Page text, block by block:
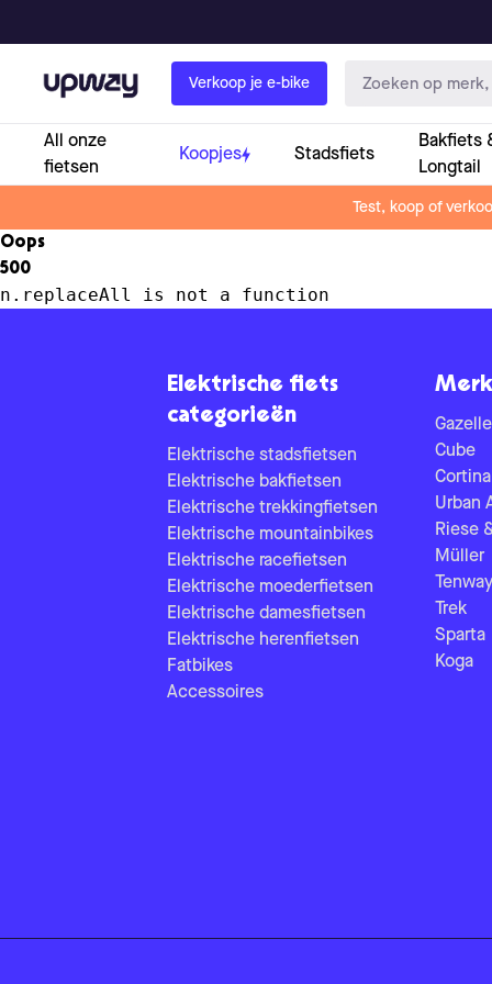
Upway Verkoop je e-bike
All onze
fietsen
Koopjes Stadsfiets
Bakfiets
Longtail
Test, koop of
Oops
500
n.replaceAll is not a function
Elektrische fiets
categorieën
Elektrische stadsfietsen
Elektrische bakfietsen
Elektrische trekkingfietsen
Elektrische mountainbikes
Elektrische racefietsen
Elektrische moederfietsen
Elektrische damesfietsen
Elektrische herenfietsen
Fatbikes
Accessoires
Gazelle
Cube
Cortina
Urban
Riese
Müller
Trek
Sparta
Koga